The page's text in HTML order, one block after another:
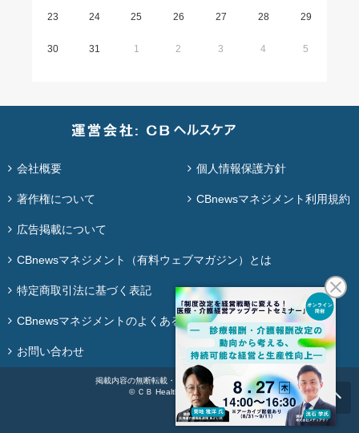
23 24 25 26 27 28 29
30 31 1 2 3 4 5
会社概要 個人情報保護方針
著作権について CBnewsマネジメント利用規約
広告掲載について
CBnewsマネジメント（有料ウェブマガジン）とは
特定商取引法に基づく表記
CBnewsマネジメントのよくある質問
お問い合わせ
掲載内容の無断転載・再配布は固く禁じます。
© ＣＢ Healthcare Co., Ltd.